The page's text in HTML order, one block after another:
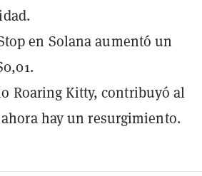
en Solana aumentó un
Roaring Kitty, contribuyó al
hay un resurgimiento.